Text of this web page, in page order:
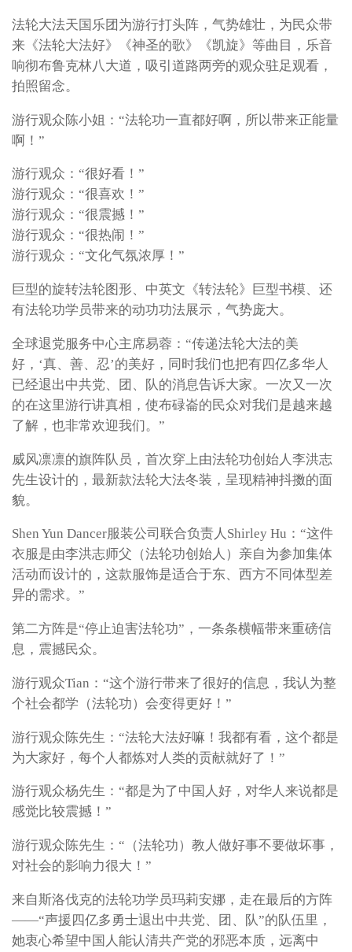
法轮大法天国乐团为游行打头阵，气势雄壮，为民众带
来《法轮大法好》《神圣的歌》《凯旋》等曲目，乐音
响彻布鲁克林八大道，吸引道路两旁的观众驻足观看，
拍照留念。
游行观众陈小姐：“法轮功一直都好啊，所以带来正能量
啊！”
游行观众：“很好看！”
游行观众：“很喜欢！”
游行观众：“很震撼！”
游行观众：“很热闹！”
游行观众：“文化气氛浓厚！”
巨型的旋转法轮图形、中英文《转法轮》巨型书模、还
有法轮功学员带来的动功功法展示，气势庞大。
全球退党服务中心主席易蓉：“传递法轮大法的美
好，‘真、善、忍’的美好，同时我们也把有四亿多华人
已经退出中共党、团、队的消息告诉大家。一次又一次
的在这里游行讲真相，使布碌崙的民众对我们是越来越
了解，也非常欢迎我们。”
威风凛凛的旗阵队员，首次穿上由法轮功创始人李洪志
先生设计的，最新款法轮大法冬装，呈现精神抖擞的面
貌。
Shen Yun Dancer服装公司联合负责人Shirley Hu：“这件
衣服是由李洪志师父（法轮功创始人）亲自为参加集体
活动而设计的，这款服饰是适合于东、西方不同体型差
异的需求。”
第二方阵是“停止迫害法轮功”，一条条横幅带来重磅信
息，震撼民众。
游行观众Tian：“这个游行带来了很好的信息，我认为整
个社会都学（法轮功）会变得更好！”
游行观众陈先生：“法轮大法好嘛！我都有看，这个都是
为大家好，每个人都炼对人类的贡献就好了！”
游行观众杨先生：“都是为了中国人好，对华人来说都是
感觉比较震撼！”
游行观众陈先生：“（法轮功）教人做好事不要做坏事，
对社会的影响力很大！”
来自斯洛伐克的法轮功学员玛莉安娜，走在最后的方阵
——“声援四亿多勇士退出中共党、团、队”的队伍里，
她衷心希望中国人能认清共产党的邪恶本质，远离中